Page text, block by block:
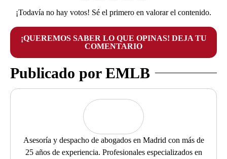
¡Todavía no hay votos! Sé el primero en valorar el contenido.
¡QUEREMOS SABER LO QUE OPINAS! DEJA TU
COMENTARIO
Publicado por EMLB
Asesoría y despacho de abogados en Madrid con más de
25 años de experiencia. Profesionales especializados en